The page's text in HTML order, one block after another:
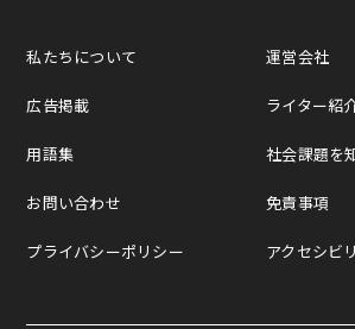
私たちについて
広告掲載
用語集
お問い合わせ
プライバシーポリシー
運営会社
ライター紹
社会課題を
免責事項
アクセシビ